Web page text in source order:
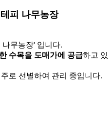
피 나무농장
무농장' 입니다.
수목을 도매가에 공급하고 있
로 선별하여 관리 중입니다.